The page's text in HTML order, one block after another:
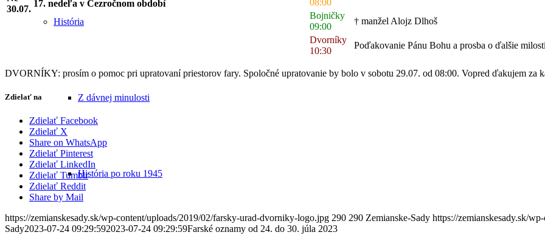
História
Z dávnej minulosti
História po roku 1945
30.07.
17. nedeľa v Cezročnom období
Bojničky
09:00
† manžel Alojz Dlhoš
Dvorníky
10:30
Poďakovanie Pánu Bohu a prosba o ďalšie
DVORNÍKY: prosím o pomoc pri upratovaní priestorov fary. Spoločné upratovanie by bolo v sobotu 29.07. od 08:00. Vopred ďakujem za
Zdielať na
Zdielať Facebook
Zdielať X
Share on WhatsApp
Zdielať Pinterest
Zdielať LinkedIn
Zdielať Tumblr
Zdielať Reddit
Share by Mail
https://zemianskesady.sk/wp-content/uploads/2019/02/farsky-urad-dvorniky-logo.jpg 290 290 Zemianske-Sady https://zemianskesady.sk/
Sady2023-07-24 09:29:592023-07-24 09:29:59Farské oznamy od 24. do 30. júla 2023